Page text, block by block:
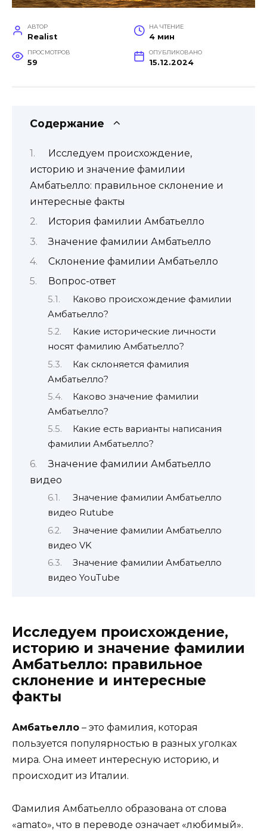
АВТОР
Realist
НА ЧТЕНИЕ
4 мин
ПРОСМОТРОВ
59
ОПУБЛИКОВАНО
15.12.2024
Содержание
Исследуем происхождение,
историю и значение фамилии
Амбатьелло: правильное склонение и
интересные факты
История фамилии Амбатьелло
Значение фамилии Амбатьелло
Склонение фамилии Амбатьелло
Вопрос-ответ
Каково происхождение фамилии
Амбатьелло?
Какие исторические личности
носят фамилию Амбатьелло?
Как склоняется фамилия
Амбатьелло?
Каково значение фамилии
Амбатьелло?
Какие есть варианты написания
фамилии Амбатьелло?
Значение фамилии Амбатьелло
видео
Значение фамилии Амбатьелло
видео Rutube
Значение фамилии Амбатьелло
видео VK
Значение фамилии Амбатьелло
видео YouTube
Исследуем происхождение,
историю и значение фамилии
Амбатьелло: правильное
склонение и интересные
факты
Амбатьелло – это фамилия, которая
пользуется популярностью в разных уголках
мира. Она имеет интересную историю, и
происходит из Италии.
Фамилия Амбатьелло образована от слова
«amato», что в переводе означает «любимый».